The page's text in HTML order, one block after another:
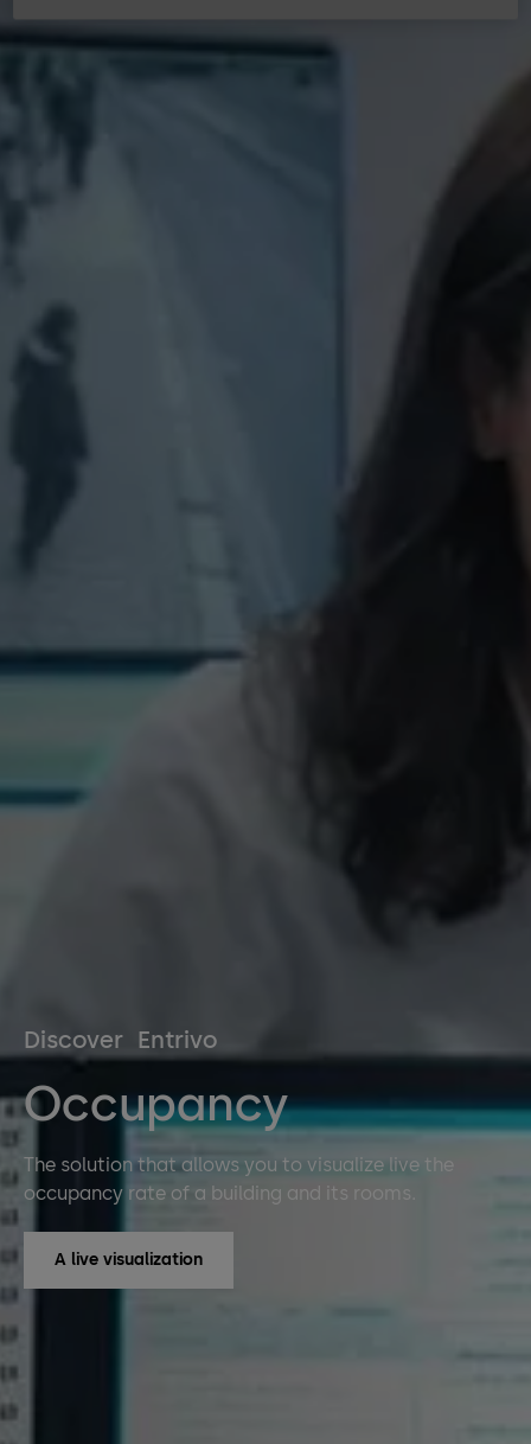
Discover Entrivo
Occupancy
The solution that allows you to visualize live the
occupancy rate of a building and its rooms.
A live visualization